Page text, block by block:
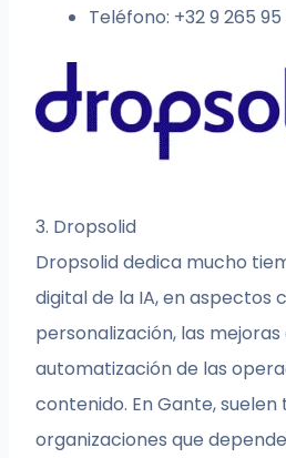
Teléfono: +32 9 265 95
3. Dropsolid
Dropsolid dedica mucho
digital de la IA, en aspectos
personalización, las
automatización de las
contenido. En Gante,
organizaciones que